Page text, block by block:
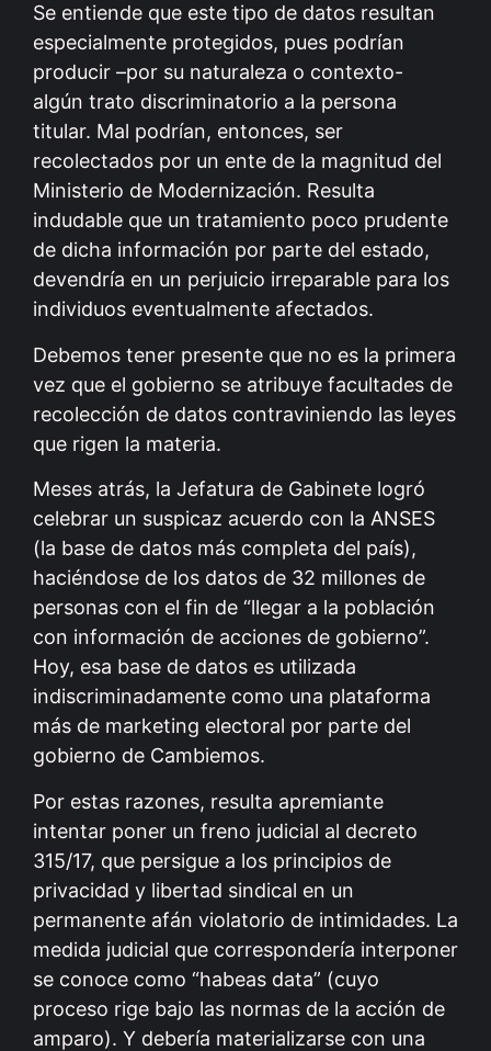
Se entiende que este tipo de datos resultan
especialmente protegidos, pues podrían
producir –por su naturaleza o contexto-
algún trato discriminatorio a la persona
titular. Mal podrían, entonces, ser
recolectados por un ente de la magnitud del
Ministerio de Modernización. Resulta
indudable que un tratamiento poco prudente
de dicha información por parte del estado,
devendría en un perjuicio irreparable para los
individuos eventualmente afectados.
Debemos tener presente que no es la primera
vez que el gobierno se atribuye facultades de
recolección de datos contraviniendo las leyes
que rigen la materia.
Meses atrás, la Jefatura de Gabinete logró
celebrar un suspicaz acuerdo con la ANSES
(la base de datos más completa del país),
haciéndose de los datos de 32 millones de
personas con el fin de “llegar a la población
con información de acciones de gobierno”.
Hoy, esa base de datos es utilizada
indiscriminadamente como una plataforma
más de marketing electoral por parte del
gobierno de Cambiemos.
Por estas razones, resulta apremiante
intentar poner un freno judicial al decreto
315/17, que persigue a los principios de
privacidad y libertad sindical en un
permanente afán violatorio de intimidades. La
medida judicial que correspondería interponer
se conoce como “habeas data” (cuyo
proceso rige bajo las normas de la acción de
amparo). Y debería materializarse con una